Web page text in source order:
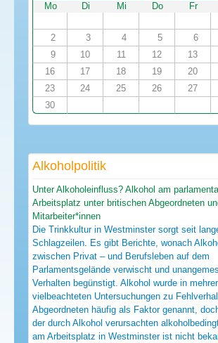
Mo
Di Mi Do Fr
2
3 4 5 6
9
10 11 12 13
16
17 18 19 20
23
24 25 26 27
30
Alkoholpolitik
Unter Alkoholeinfluss? Alkohol am
Arbeitsplatz unter britischen Abgeordneten
Mitarbeiter*innen
Die Trinkkultur in Westminster sorgt seit
Schlagzeilen. Es gibt Berichte, wonach
zwischen Privat – und Berufsleben auf dem
Parlamentsgelände verwischt und
Verhalten begünstigt. Alkohol wurde in
vielbeachteten Untersuchungen zu
Abgeordneten häufig als Faktor genannt,
der durch Alkohol verursachten
am Arbeitsplatz in Westminster ist nicht